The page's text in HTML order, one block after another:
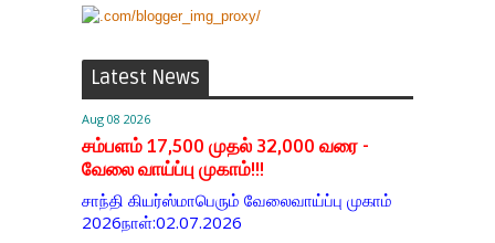
Latest News
Aug 08 2026
சம்பளம் 17,500 முதல் 32,000 வரை -
வேலை வாய்ப்பு முகாம்!!!
சாந்தி கியர்ஸ்மாபெரும் வேலைவாய்ப்பு முகாம்
2026நாள்:02.07.2026